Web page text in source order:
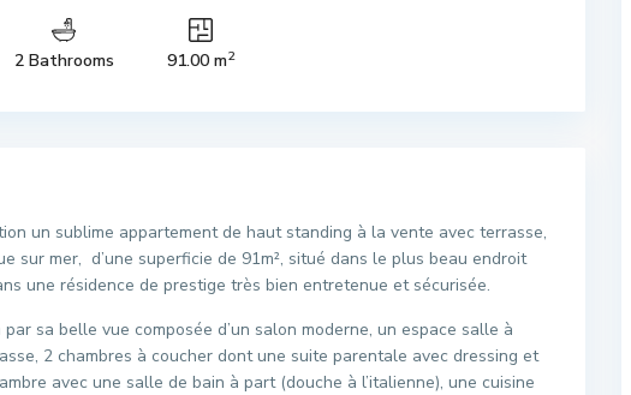
2 Bathrooms 91.00 m2
un sublime appartement de haut standing à la vente avec terrasse,
sur mer, d’une superficie de 91m², situé dans le plus beau endroit
une résidence de prestige très bien entretenue et sécurisée.
sa belle vue composée d’un salon moderne, un espace salle à
2 chambres à coucher dont une suite parentale avec dressing et
avec une salle de bain à part (douche à l’italienne), une cuisine